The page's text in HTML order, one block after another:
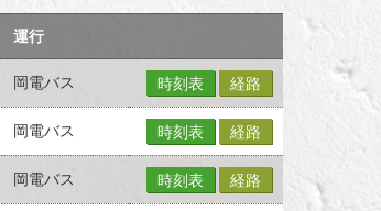
運行
岡電バス 時刻表 経路
岡電バス 時刻表 経路
岡電バス 時刻表 経路